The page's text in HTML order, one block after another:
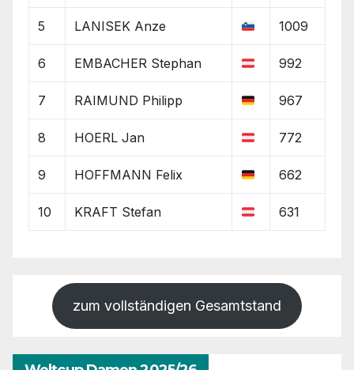
5 LANISEK Anze 1009
6 EMBACHER Stephan 992
7 RAIMUND Philipp 967
8 HOERL Jan 772
9 HOFFMANN Felix 662
10 KRAFT Stefan 631
zum vollständigen Gesamtstand